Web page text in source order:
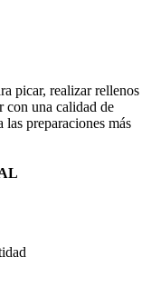
picar, realizar rellenos
con una calidad de
preparaciones más